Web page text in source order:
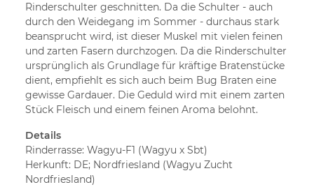
Rinderschulter geschnitten. Da die Schulter - auch
durch den Weidegang im Sommer - durchaus stark
beansprucht wird, ist dieser Muskel mit vielen feinen
und zarten Fasern durchzogen. Da die Rinderschulter
ursprünglich als Grundlage für kräftige Bratenstücke
dient, empfiehlt es sich auch beim Bug Braten eine
gewisse Gardauer. Die Geduld wird mit einem zarten
Stück Fleisch und einem feinen Aroma belohnt.
Details
Rinderrasse: Wagyu-F1 (Wagyu x Sbt)
Herkunft: DE; Nordfriesland (Wagyu Zucht
Nordfriesland)